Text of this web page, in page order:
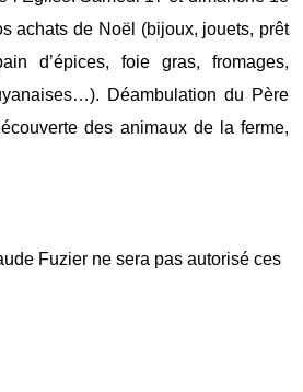
achats de Noël (bijoux, jouets, prêt
d’épices, foie gras, fromages,
Déambulation du Père
des animaux de la ferme,
Fuzier ne sera pas autorisé ces